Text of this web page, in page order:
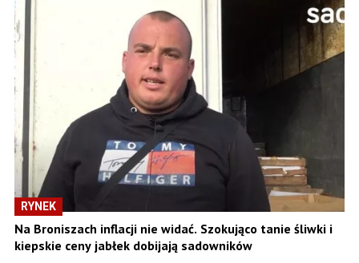
RYNEK
Na Broniszach inflacji nie widać. Szokująco tanie śliwki i
kiepskie ceny jabłek dobijają sadowników